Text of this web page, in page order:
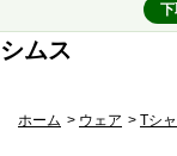
下
シムス
ホーム > ウェア > Tシ